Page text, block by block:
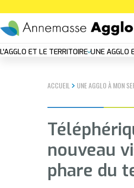
au
contenu
principal
Nouvelle
navigation
L'AGGLO ET LE TERRITOIRE UNE AGGLO
ACCUEIL UNE AGGLO À MON
nouveau
phare du